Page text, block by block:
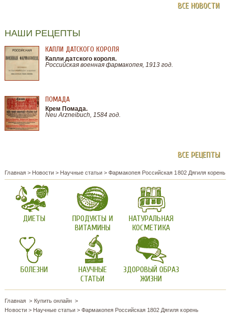
ВСЕ НОВОСТИ
НАШИ РЕЦЕПТЫ
КАПЛИ ДАТСКОГО КОРОЛЯ
Капли датского короля.
Российская военная фармакопея, 1913 год.
ПОМАДА
Крем Помада.
Neu Arzneibuch, 1584 год.
ВСЕ РЕЦЕПТЫ
Главная > Новости > Научные статьи>Фармакопея Российская 1802 Дягиля корень
ДИЕТЫ
ПРОДУКТЫ И
ВИТАМИНЫ
НАТУРАЛЬНАЯ
КОСМЕТИКА
БОЛЕЗНИ
НАУЧНЫЕ
СТАТЬИ
ЗДОРОВЫЙ ОБРАЗ
ЖИЗНИ
Главная
Купить онлайн
Новости > Научные статьи > Фармакопея Российская 1802 Дягиля корень